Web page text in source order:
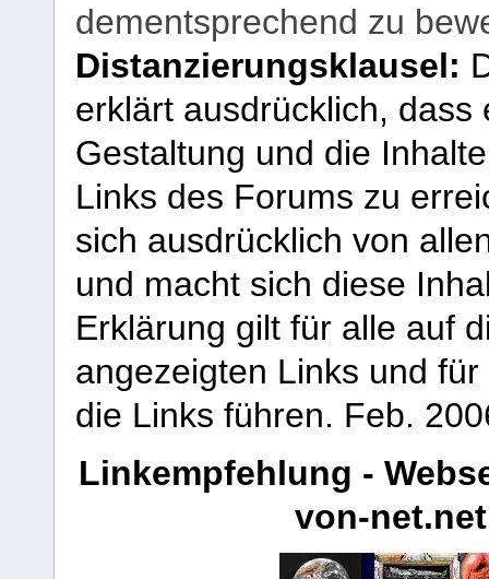
dementsprechend zu
Distanzierungsklausel:
erklärt ausdrücklich,
Gestaltung und die
Links des Forums zu
sich ausdrücklich von
und macht sich diese
Erklärung gilt für alle auf
angezeigten Links und
die Links führen. Feb.
Linkempfehlung -
von-net.net